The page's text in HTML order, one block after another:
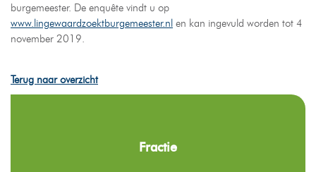
burgemeester. De enquête vindt u op
www.lingewaardzoektburgemeester.nl en kan ingevuld worden tot 4
november 2019.
Terug naar overzicht
Fractie